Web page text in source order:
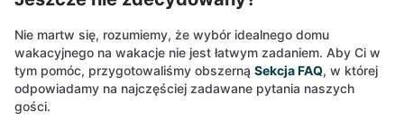
Nie martw się, rozumiemy, że wybór idealnego domu
wakacyjnego na wakacje nie jest łatwym zadaniem. Aby Ci w
tym pomóc, przygotowaliśmy obszerną Sekcja FAQ, w której
odpowiadamy na najczęściej zadawane pytania naszych
gości.